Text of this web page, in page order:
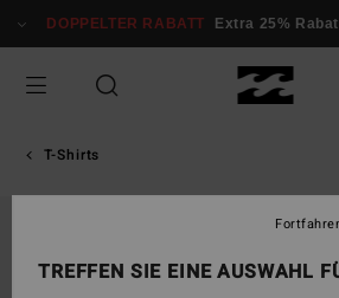
zur
springen
DOPPELTER RABATT Extra 25% Rabatt
T-Shirts
TREFFEN SIE EINE AUSWAHL